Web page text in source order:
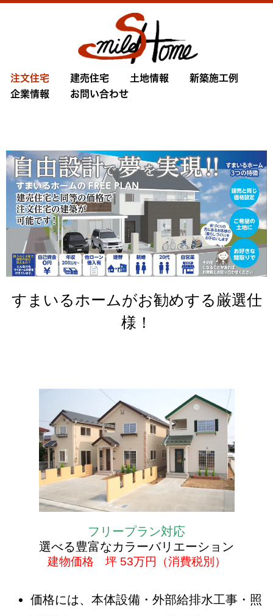
注文住宅 建売住宅 土地情報
新築施工例
企業情報
お問い合わせ
すまいるホームがお勧めする厳選仕
様！
フリープラン対応
選べる豊富なカラーバリエーション
建物価格 坪 53万円（消費税別）
価格には、本体設備・外部給排水工事・照